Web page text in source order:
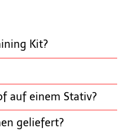
Kit?
auf einem Stativ?
geliefert?